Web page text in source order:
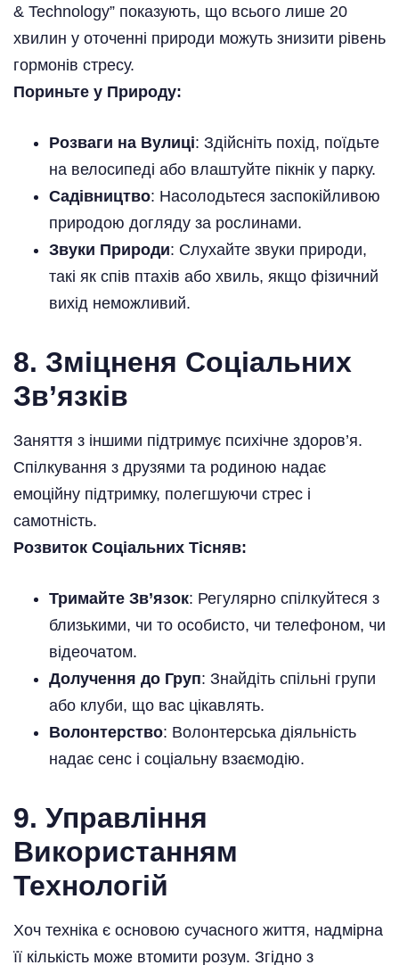
& Technology” показують, що всього лише 20
хвилин у оточенні природи можуть знизити рівень
гормонів стресу.
Пориньте у Природу:
Розваги на Вулиці: Здійсніть похід, поїдьте
на велосипеді або влаштуйте пікнік у парку.
Садівництво: Насолодьтеся заспокійливою
природою догляду за рослинами.
Звуки Природи: Слухайте звуки природи,
такі як спів птахів або хвиль, якщо фізичний
вихід неможливий.
8. Зміцненя Соціальних
Зв’язків
Заняття з іншими підтримує психічне здоров’я.
Спілкування з друзями та родиною надає
емоційну підтримку, полегшуючи стрес і
самотність.
Розвиток Соціальних Тісняв:
Тримайте Зв’язок: Регулярно спілкуйтеся з
близькими, чи то особисто, чи телефоном, чи
відеочатом.
Долучення до Груп: Знайдіть спільні групи
або клуби, що вас цікавлять.
Волонтерство: Волонтерська діяльність
надає сенс і соціальну взаємодію.
9. Управління
Використанням
Технологій
Хоч техніка є основою сучасного життя, надмірна
її кількість може втомити розум. Згідно з